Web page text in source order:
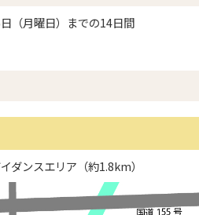
（月曜日）までの14日間
ダンスエリア（約1.8km）